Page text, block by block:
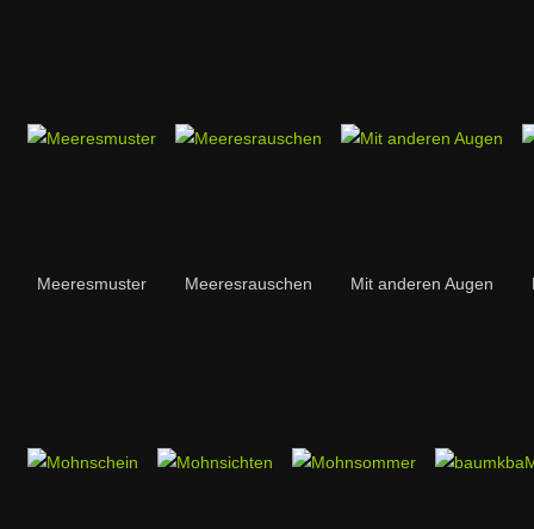
Meeresmuster Meeresrauschen Mit anderen Augen